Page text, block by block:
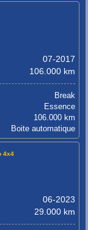
07-2017
106.000 km
Break
Essence
106.000 km
Boite automatique
4x4
06-2023
29.000 km